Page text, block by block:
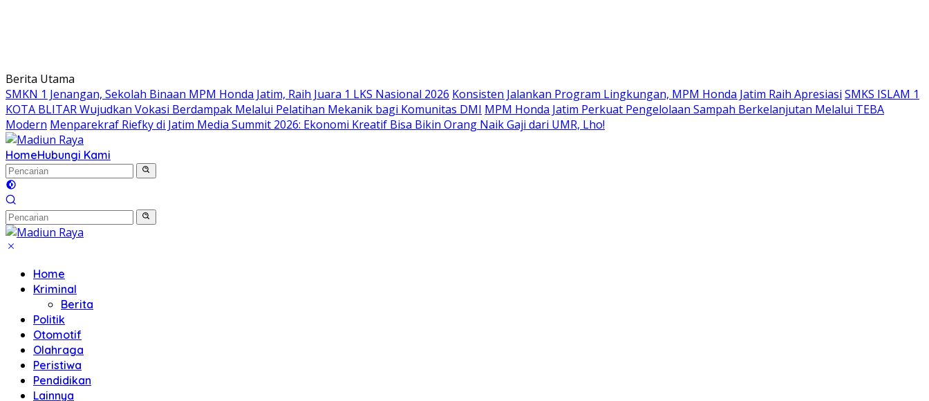
Berita Utama
SMKN 1 Jenangan, Sekolah Binaan MPM Honda Jatim, Raih Juara 1 LKS Nasional 2026 Konsisten Jalankan Program Lingkungan, MPM Honda Jatim Raih Apresiasi SMKS ISLAM 1
KOTA BLITAR Wujudkan Vokasi Berdampak Melalui Pelatihan Mekanik bagi Komunitas DMI MPM Honda Jatim Perkuat Pengelolaan Sampah Berkelanjutan Melalui TEBA
Modern Menparekraf Riefky di Jatim Media Summit 2026: Ekonomi Kreatif Bisa Bikin Orang Naik Gaji dari UMR, Lho!
HomeHubungi Kami
Home
Kriminal
Berita
Politik
Otomotif
Olahraga
Peristiwa
Pendidikan
Lainnya